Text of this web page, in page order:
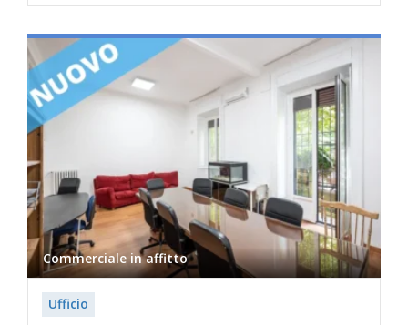
Commerciale inaffitto
Ufficio